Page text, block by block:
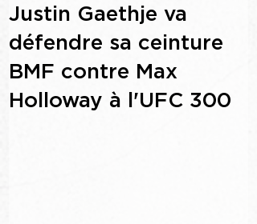
Justin Gaethje va
défendre sa ceinture
BMF contre Max
Holloway à l'UFC 300